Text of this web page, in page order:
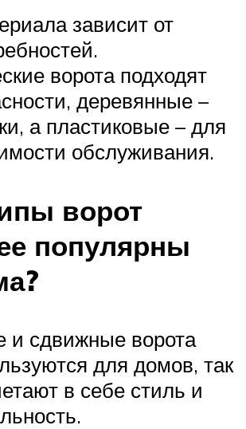
зависит от
ворота подходят
деревянные –
а пластиковые – для
обслуживания.
ворот
популярны
и сдвижные ворота
для домов, так
в себе стиль и